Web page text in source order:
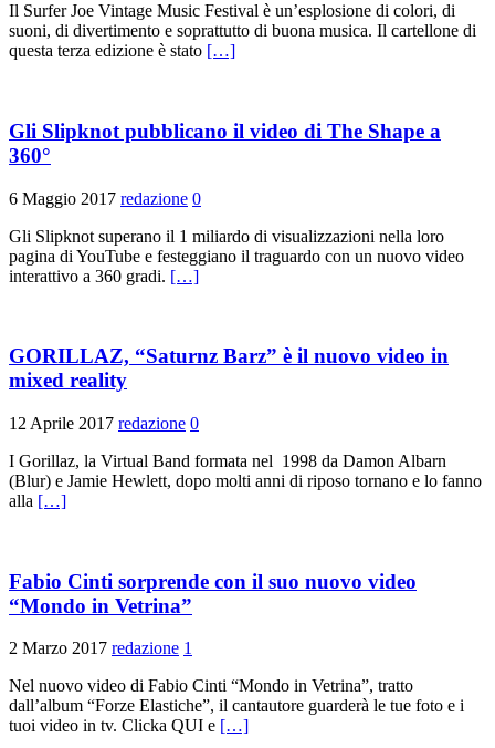
Il Surfer Joe Vintage Music Festival è un’esplosione di colori, di
suoni, di divertimento e soprattutto di buona musica. Il cartellone di
questa terza edizione è stato […]
Gli Slipknot pubblicano il video di The Shape a
360°
6 Maggio 2017 redazione 0
Gli Slipknot superano il 1 miliardo di visualizzazioni nella loro
pagina di YouTube e festeggiano il traguardo con un nuovo video
interattivo a 360 gradi. […]
GORILLAZ, “Saturnz Barz” è il nuovo video in
mixed reality
12 Aprile 2017 redazione 0
I Gorillaz, la Virtual Band formata nel 1998 da Damon Albarn
(Blur) e Jamie Hewlett, dopo molti anni di riposo tornano e lo fanno
alla […]
Fabio Cinti sorprende con il suo nuovo video
“Mondo in Vetrina”
2 Marzo 2017 redazione 1
Nel nuovo video di Fabio Cinti “Mondo in Vetrina”, tratto
dall’album “Forze Elastiche”, il cantautore guarderà le tue foto e i
tuoi video in tv. Clicka QUI e […]